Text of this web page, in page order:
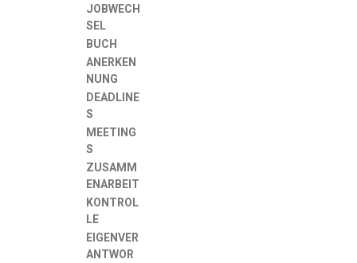
JOBWECH
SEL
BUCH
ANERKEN
NUNG
DEADLINE
S
MEETING
S
ZUSAMM
ENARBEIT
KONTROL
LE
EIGENVER
ANTWOR